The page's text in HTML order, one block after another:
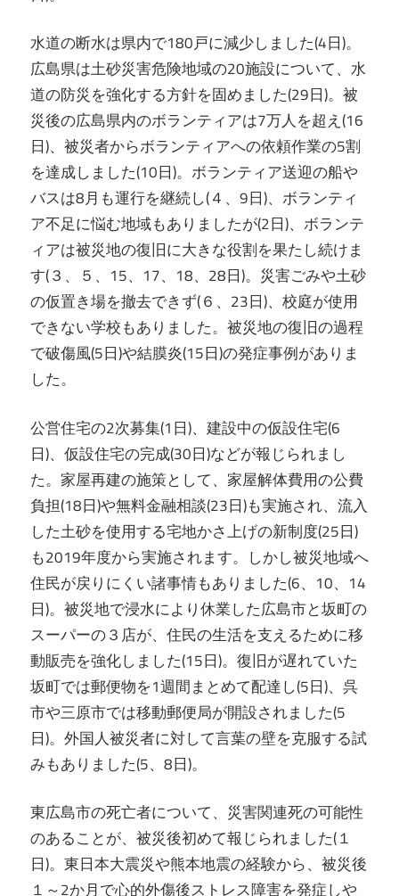
水道の断水は県内で180戸に減少しました(4日)。
広島県は土砂災害危険地域の20施設について、水
道の防災を強化する方針を固めました(29日)。被
災後の広島県内のボランティアは7万人を超え(16
日)、被災者からボランティアへの依頼作業の5割
を達成しました(10日)。ボランティア送迎の船や
バスは8月も運行を継続し(４、9日)、ボランティ
ア不足に悩む地域もありましたが(2日)、ボランテ
ィアは被災地の復旧に大きな役割を果たし続けま
す(３、５、15、17、18、28日)。災害ごみや土砂
の仮置き場を撤去できず(６、23日)、校庭が使用
できない学校もありました。被災地の復旧の過程
で破傷風(5日)や結膜炎(15日)の発症事例がありま
した。
公営住宅の2次募集(1日)、建設中の仮設住宅(6
日)、仮設住宅の完成(30日)などが報じられまし
た。家屋再建の施策として、家屋解体費用の公費
負担(18日)や無料金融相談(23日)も実施され、流入
した土砂を使用する宅地かさ上げの新制度(25日)
も2019年度から実施されます。しかし被災地域へ
住民が戻りにくい諸事情もありました(6、10、14
日)。被災地で浸水により休業した広島市と坂町の
スーパーの３店が、住民の生活を支えるために移
動販売を強化しました(15日)。復旧が遅れていた
坂町では郵便物を1週間まとめて配達し(5日)、呉
市や三原市では移動郵便局が開設されました(5
日)。外国人被災者に対して言葉の壁を克服する試
みもありました(5、8日)。
東広島市の死亡者について、災害関連死の可能性
のあることが、被災後初めて報じられました(１
日)。東日本大震災や熊本地震の経験から、被災後
１～2か月で心的外傷後ストレス障害を発症しや